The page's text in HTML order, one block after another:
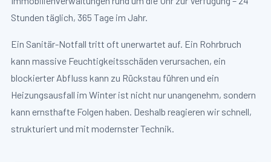
Stunden täglich, 365 Tage im Jahr.
Ein Sanitär-Notfall tritt oft unerwartet auf. Ein Rohrbruch
kann massive Feuchtigkeitsschäden verursachen, ein
blockierter Abfluss kann zu Rückstau führen und ein
Heizungsausfall im Winter ist nicht nur unangenehm, sondern
kann ernsthafte Folgen haben. Deshalb reagieren wir schnell,
strukturiert und mit modernster Technik.